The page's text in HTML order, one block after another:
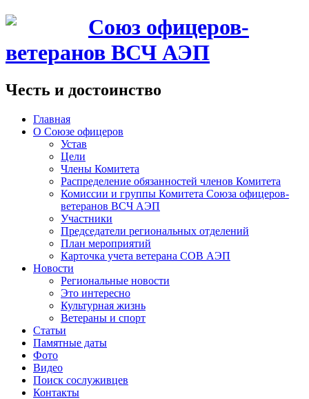
Союз офицеров-
ветеранов ВСЧ АЭП
Честь и достоинство
Главная
О Союзе офицеров
Устав
Цели
Члены Комитета
Распределение обязанностей членов Комитета
Комиссии и группы Комитета Союза офицеров-
ветеранов ВСЧ АЭП
Участники
Председатели региональных отделений
План мероприятий
Карточка учета ветерана CОВ АЭП
Новости
Региональные новости
Это интересно
Культурная жизнь
Ветераны и спорт
Статьи
Памятные даты
Фото
Видео
Поиск сослуживцев
Контакты